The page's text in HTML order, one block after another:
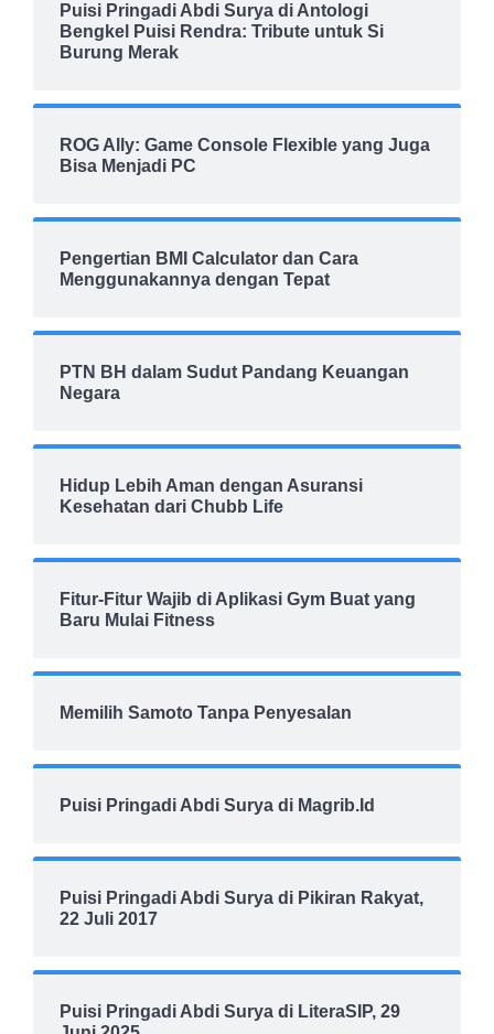
Puisi Pringadi Abdi Surya di Antologi
Bengkel Puisi Rendra: Tribute untuk Si
Burung Merak
ROG Ally: Game Console Flexible yang Juga
Bisa Menjadi PC
Pengertian BMI Calculator dan Cara
Menggunakannya dengan Tepat
PTN BH dalam Sudut Pandang Keuangan
Negara
Hidup Lebih Aman dengan Asuransi
Kesehatan dari Chubb Life
Fitur-Fitur Wajib di Aplikasi Gym Buat yang
Baru Mulai Fitness
Memilih Samoto Tanpa Penyesalan
Puisi Pringadi Abdi Surya di Magrib.Id
Puisi Pringadi Abdi Surya di Pikiran Rakyat,
22 Juli 2017
Puisi Pringadi Abdi Surya di LiteraSIP, 29